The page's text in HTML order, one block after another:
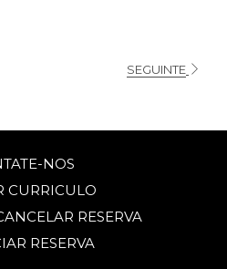
SEGUINTE
NOS
CURRICULO
RESERVA
RESERVA